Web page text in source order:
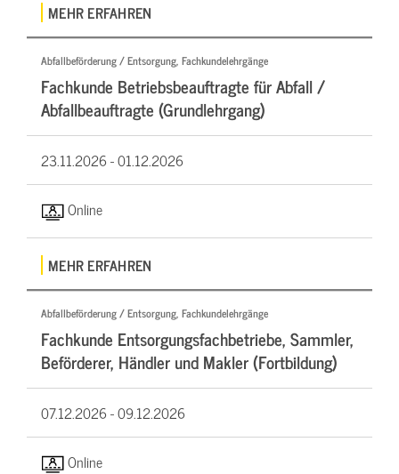
MEHR ERFAHREN
Abfallbeförderung / Entsorgung, Fachkundelehrgänge
Fachkunde Betriebsbeauftragte für Abfall /
Abfallbeauftragte (Grundlehrgang)
23.11.2026 -01.12.2026
Online
MEHR ERFAHREN
Abfallbeförderung / Entsorgung, Fachkundelehrgänge
Fachkunde Entsorgungsfachbetriebe, Sammler,
Beförderer, Händler und Makler (Fortbildung)
07.12.2026 -09.12.2026
Online